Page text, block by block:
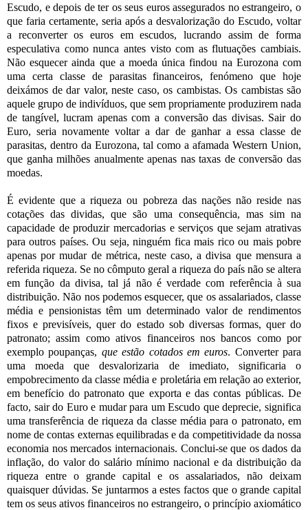
Escudo, e depois de ter os seus euros assegurados no estrangeiro, o
que faria certamente, seria após a desvalorização do Escudo, voltar
a reconverter os euros em escudos, lucrando assim de forma
especulativa como nunca antes visto com as flutuações cambiais.
Não esquecer ainda que a moeda única findou na Eurozona com
uma certa classe de parasitas financeiros, fenómeno que hoje
deixámos de dar valor, neste caso, os cambistas. Os cambistas são
aquele grupo de indivíduos, que sem propriamente produzirem nada
de tangível, lucram apenas com a conversão das divisas. Sair do
Euro, seria novamente voltar a dar de ganhar a essa classe de
parasitas, dentro da Eurozona, tal como a afamada Western Union,
que ganha milhões anualmente apenas nas taxas de conversão das
moedas.
É evidente que a riqueza ou pobreza das nações não reside nas
cotações das dividas, que são uma consequência, mas sim na
capacidade de produzir mercadorias e serviços que sejam atrativas
para outros países. Ou seja, ninguém fica mais rico ou mais pobre
apenas por mudar de métrica, neste caso, a divisa que mensura a
referida riqueza. Se no cômputo geral a riqueza do país não se altera
em função da divisa, tal já não é verdade com referência à sua
distribuição. Não nos podemos esquecer, que os assalariados, classe
média e pensionistas têm um determinado valor de rendimentos
fixos e previsíveis, quer do estado sob diversas formas, quer do
patronato; assim como ativos financeiros nos bancos como por
exemplo poupanças, que estão cotados em euros. Converter para
uma moeda que desvalorizaria de imediato, significaria o
empobrecimento da classe média e proletária em relação ao exterior,
em benefício do patronato que exporta e das contas públicas. De
facto, sair do Euro e mudar para um Escudo que deprecie, significa
uma transferência de riqueza da classe média para o patronato, em
nome de contas externas equilibradas e da competitividade da nossa
economia nos mercados internacionais. Conclui-se que os dados da
inflação, do valor do salário mínimo nacional e da distribuição da
riqueza entre o grande capital e os assalariados, não deixam
quaisquer dúvidas. Se juntarmos a estes factos que o grande capital
tem os seus ativos financeiros no estrangeiro, o princípio axiomático